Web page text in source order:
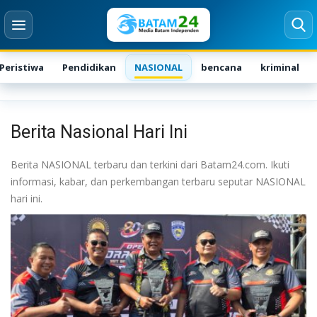
Peristiwa Pendidikan NASIONAL bencana kriminal
Login Register
Karir
Kontak
BATAM
NASIONAL
Berita Nasional Hari Ini
Berita NASIONAL terbaru dan terkini dari Batam24.com. Ikuti
informasi, kabar, dan perkembangan terbaru seputar NASIONAL
hari ini.